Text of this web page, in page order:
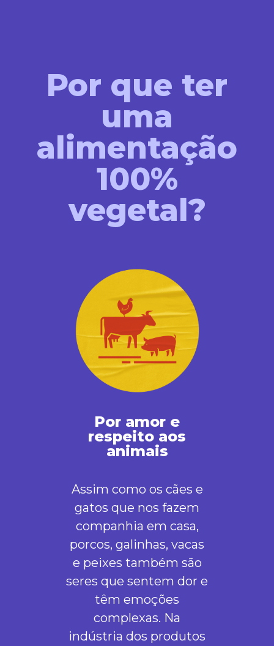
Por que ter
uma
alimentação
100%
vegetal?
Por amor e
respeito aos
animais
Assim como os cães e
gatos que nos fazem
companhia em casa,
porcos, galinhas, vacas
e peixes também são
seres que sentem dor e
têm emoções
complexas. Na
indústria dos produtos